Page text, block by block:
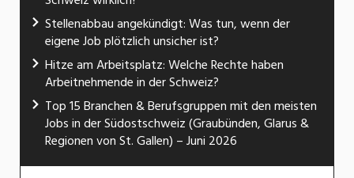
Stellenabbau angekündigt: Was tun, wenn der
eigene Job plötzlich unsicher ist?
Hitze am Arbeitsplatz: Welche Rechte haben
Arbeitnehmende in der Schweiz?
Top 15 Branchen & Berufsgruppen mit den meisten
Jobs in der Südostschweiz (Graubünden, Glarus &
Regionen von St. Gallen) – Juni 2026